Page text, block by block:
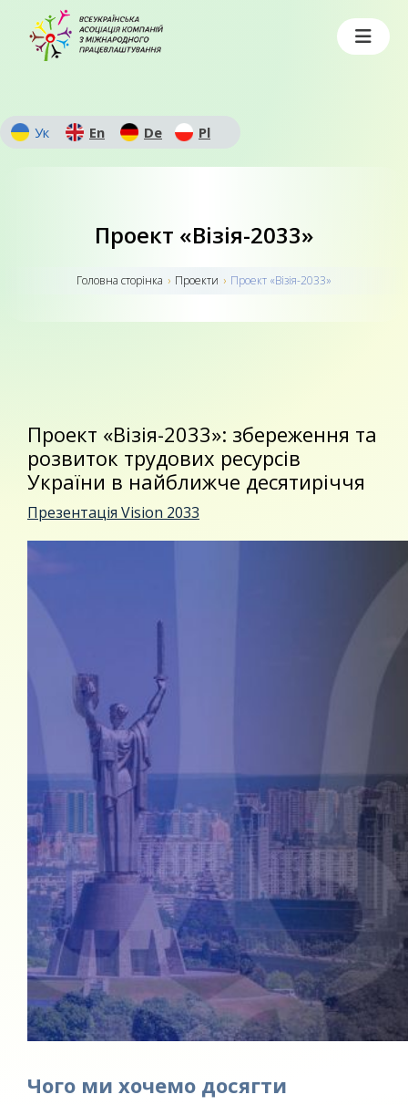
Ук En De Pl
Проект «Візія-2033»
Головна сторiнка › Проекти › Проект «Візія-2033»
Проект «Візія-2033»: збереження та
розвиток трудових ресурсів
України в найближче десятиріччя
Презентація Vision 2033
Чого ми хочемо досягти